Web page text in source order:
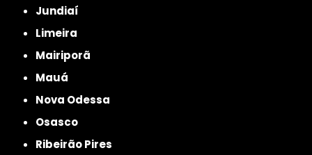
Jundiaí
Limeira
Mairiporã
Mauá
Nova Odessa
Osasco
Ribeirão Pires